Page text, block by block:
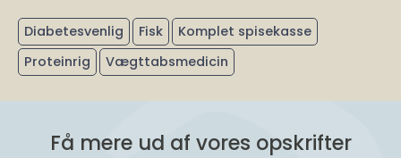
Diabetesvenlig Fisk
Komplet spisekasse
Proteinrig
Vægttabsmedicin
Få mere ud af vores opskrifter